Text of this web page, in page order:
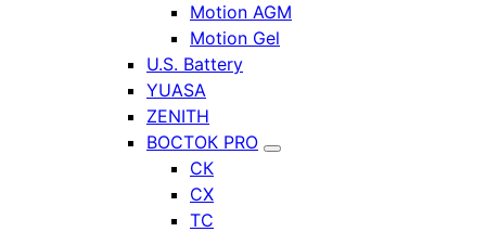
Motion AGM
Motion Gel
U.S. Battery
YUASA
ZENITH
ВОСТОК PRO
СК
СХ
ТС